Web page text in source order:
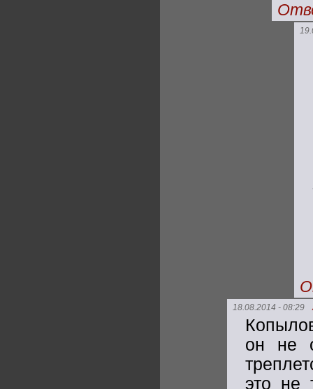
18.08.2014 - 08:29
он не
это не